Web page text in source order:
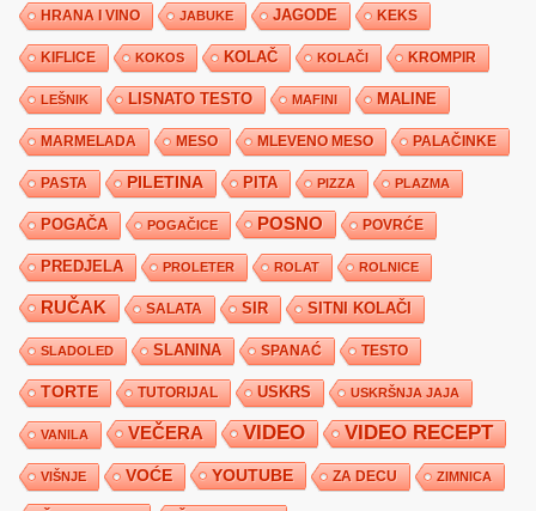
HRANA I VINO JABUKE JAGODE KEKS
KIFLICE KOKOS KOLAČ KOLAČI KROMPIR
LEŠNIK LISNATO TESTO MAFINI MALINE
MARMELADA MESO MLEVENO MESO PALAČINKE
PASTA PILETINA PITA PIZZA PLAZMA
POGAČA POGAČICE POSNO POVRĆE
PREDJELA PROLETER ROLAT ROLNICE
RUČAK SALATA SIR SITNI KOLAČI
SLADOLED SLANINA SPANAĆ TESTO
TORTE TUTORIJAL USKRS USKRŠNJA JAJA
VANILA VEČERA VIDEO VIDEO RECEPT
VIŠNJE VOĆE YOUTUBE ZA DECU ZIMNICA